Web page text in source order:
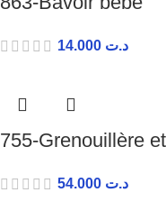
د.ت
755-Grenouillère
د.ت